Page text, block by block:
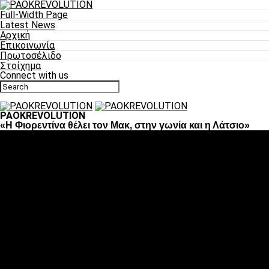
Full-Width Page
Latest News
Αρχική
Επικοινωνία
Πρωτοσέλιδο
Στοίχημα
Connect with us
PAOKREVOLUTION
«Η Φιορεντίνα θέλει τον Μακ, στην γωνία και η Λάτσιο»